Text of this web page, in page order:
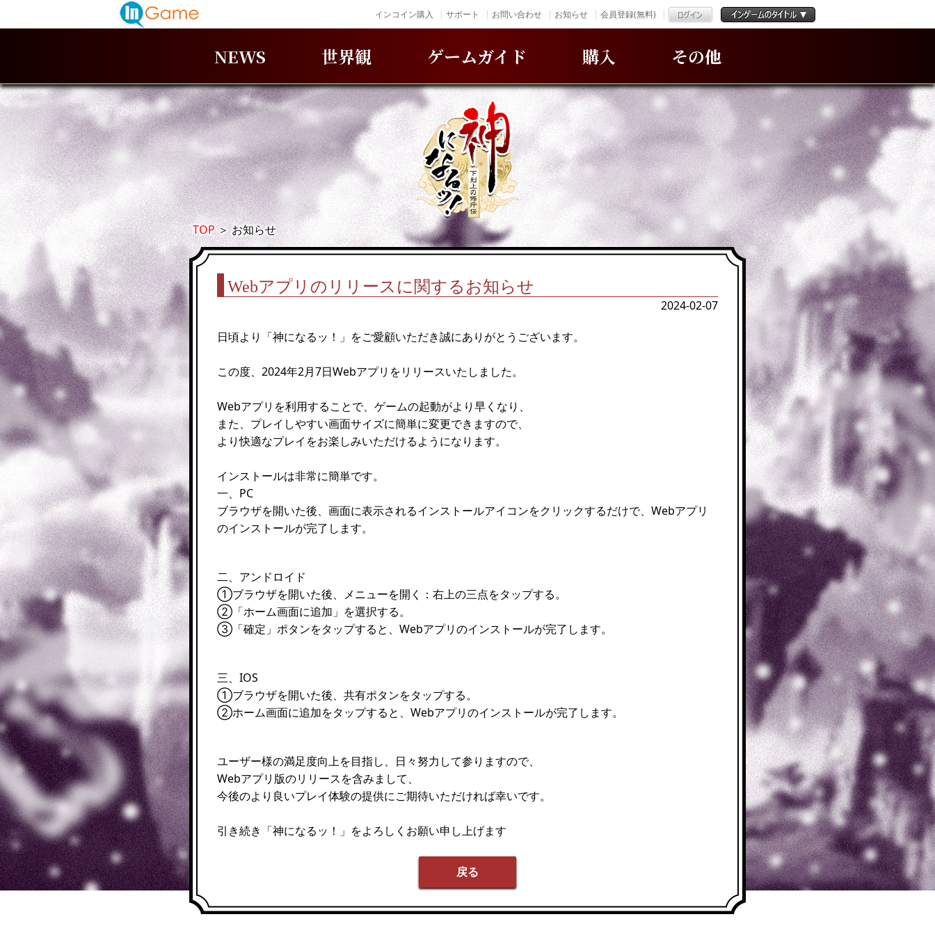
インコイン購入 サポート お問い合わせ お知らせ 会員登録(無料)
NEWS 世界観 ゲームガイド 購入 その他
TOP＞お知らせ
Webアプリのリリースに関するお知らせ
2024-02-07
日頃より「神になるッ！」をご愛顧いただき誠にありがとうございます。
この度、2024年2月7日Webアプリをリリースいたしました。
Webアプリを利用することで、ゲームの起動がより早くなり、
また、プレイしやすい画面サイズに簡単に変更できますので、
より快適なプレイをお楽しみいただけるようになります。
インストールは非常に簡単です。
一、PC
ブラウザを開いた後、画面に表示されるインストールアイコンをクリックするだけで、Webアプリ
のインストールが完了します。
二、アンドロイド
①ブラウザを開いた後、メニューを開く：右上の三点をタップする。
②「ホーム画面に追加」を選択する。
③「確定」ポタンをタップすると、Webアプリのインストールが完了します。
三、IOS
①ブラウザを開いた後、共有ポタンをタップする。
②ホーム画面に追加をタップすると、Webアプリのインストールが完了します。
ユーザー様の満足度向上を目指し、日々努力して参りますので、
Webアプリ版のリリースを含みまして、
今後のより良いプレイ体験の提供にご期待いただければ幸いです。
引き続き「神になるッ！」をよろしくお願い申し上げます
戻る